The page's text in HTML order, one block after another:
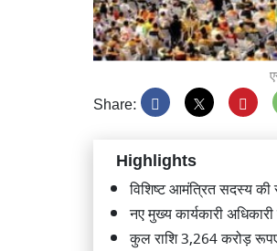
Share:
Highlights
विशिष्ट आमंत्रित सदस्य की
नए मुख्य कार्यकारी
कुल राशि 3,264 करोड़